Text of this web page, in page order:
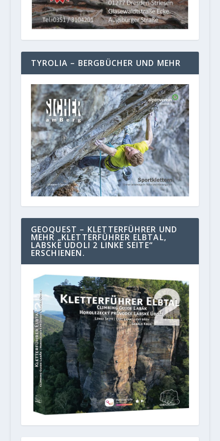
TYROLIA – BERGBÜCHER UND MEHR
GEOQUEST – KLETTERFÜHRER UND
MEHR „KLETTERFÜHRER ELBTAL,
LABSKE UDOLI 2 LINKE SEITE“
ERSCHIENEN.